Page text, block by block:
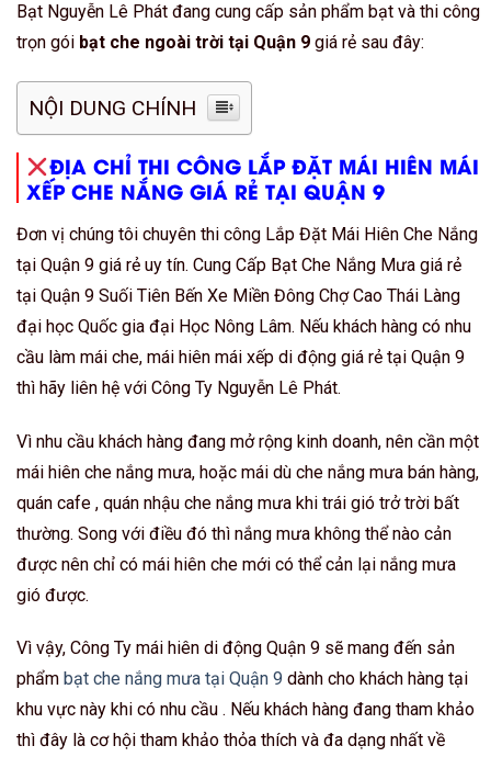
Bạt Nguyễn Lê Phát đang cung cấp sản phẩm bạt và thi công
trọn gói bạt che ngoài trời tại Quận 9 giá rẻ sau đây:
NỘI DUNG CHÍNH
ĐỊA CHỈ THI CÔNG LẮP ĐẶT MÁI HIÊN MÁI
XẾP CHE NẮNG GIÁ RẺ TẠI QUẬN 9
Đơn vị chúng tôi chuyên thi công Lắp Đặt Mái Hiên Che Nắng
tại Quận 9 giá rẻ uy tín. Cung Cấp Bạt Che Nắng Mưa giá rẻ
tại Quận 9 Suối Tiên Bến Xe Miền Đông Chợ Cao Thái Làng
đại học Quốc gia đại Học Nông Lâm. Nếu khách hàng có nhu
cầu làm mái che, mái hiên mái xếp di động giá rẻ tại Quận 9
thì hãy liên hệ với Công Ty Nguyễn Lê Phát.
Vì nhu cầu khách hàng đang mở rộng kinh doanh, nên cần một
mái hiên che nắng mưa, hoặc mái dù che nắng mưa bán hàng,
quán cafe , quán nhậu che nắng mưa khi trái gió trở trời bất
thường. Song với điều đó thì nắng mưa không thể nào cản
được nên chỉ có mái hiên che mới có thể cản lại nắng mưa
gió được.
Vì vậy, Công Ty mái hiên di động Quận 9 sẽ mang đến sản
phẩm bạt che nắng mưa tại Quận 9 dành cho khách hàng tại
khu vực này khi có nhu cầu . Nếu khách hàng đang tham khảo
thì đây là cơ hội tham khảo thỏa thích và đa dạng nhất về